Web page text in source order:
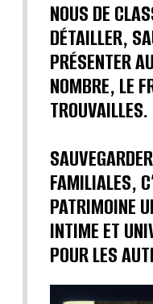
NOUS DE
DÉTAILLER,
PRÉSENTER
NOMBRE, LE
TROUVAILLES.
FAMILIALES,
PATRIMOINE
INTIME ET
POUR LES